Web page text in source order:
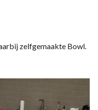
zelfgemaakte Bowl.